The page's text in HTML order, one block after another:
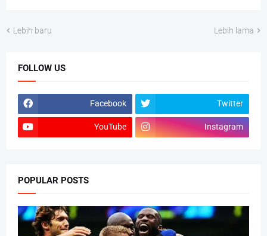
Lebih baru Lebih lama
FOLLOW US
Facebook Twitter
YouTube Instagram
POPULAR POSTS